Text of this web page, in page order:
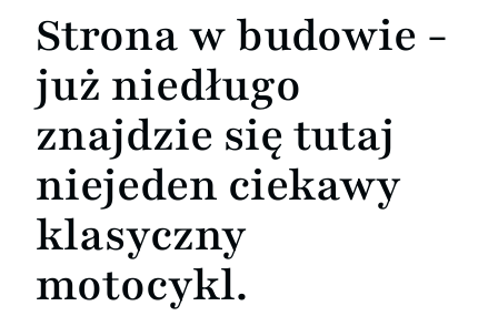
Strona w budowie -
już niedługo
znajdzie się tutaj
niejeden ciekawy
klasyczny
motocykl.